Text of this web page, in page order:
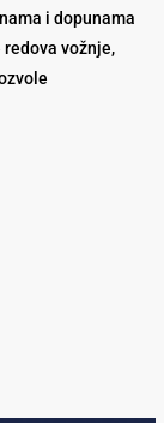
i dopunama
vožnje,